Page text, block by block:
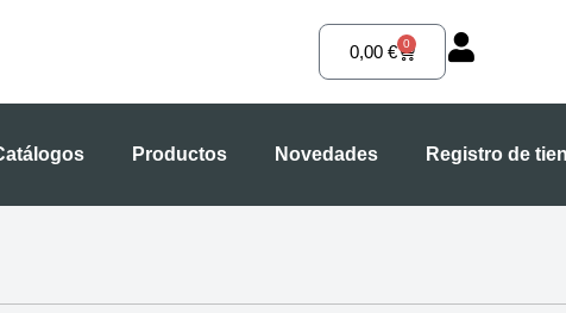
0,00 € 0
Carrito
Productos Novedades Registro de